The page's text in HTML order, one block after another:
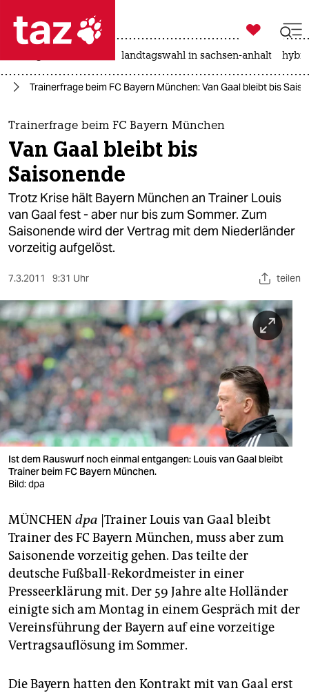
 taz zahl ich
taz zahl ich
themen
politik
öko
gesellschaft
kultur
sport
berlin
nord
wahrheit
verlag
verlag
veranstaltungen
shop
fragen & hilfe
unterstützen
abo
genossenschaft
epaper login

taz zahl ich
landtagswahl in sachsen-anhalt
Trainerfrage beim FC Bayern München: Van Gaal bleibt bis
Trainerfrage beim FC Bayern München
Van Gaal bleibt bis
Saisonende
Trotz Krise hält Bayern München an Trainer Louis
van Gaal fest - aber nur bis zum Sommer. Zum
Saisonende wird der Vertrag mit dem Niederländer
vorzeitig aufgelöst.
7.3.2011 9:31 Uhr teilen
Ist dem Rauswurf noch einmal entgangen: Louis van Gaal bleibt
Trainer beim FC Bayern München.
Bild: dpa
MÜNCHEN dpa |Trainer Louis van Gaal bleibt
Trainer des FC Bayern München, muss aber zum
Saisonende vorzeitig gehen. Das teilte der
deutsche Fußball-Rekordmeister in einer
Presseerklärung mit. Der 59 Jahre alte Holländer
einigte sich am Montag in einem Gespräch mit der
Vereinsführung der Bayern auf eine vorzeitige
Vertragsauflösung im Sommer.
Die Bayern hatten den Kontrakt mit van Gaal erst